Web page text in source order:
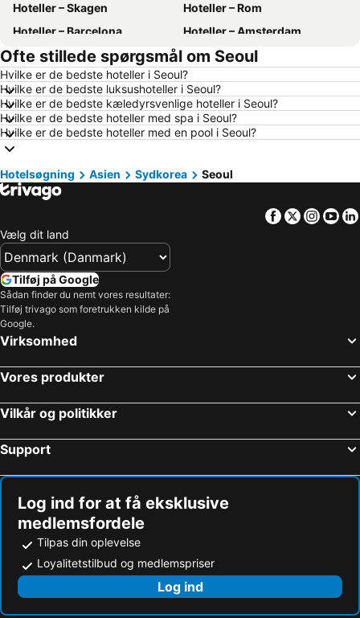
Hoteller – Skagen
Hoteller – Rom
Hoteller – Barcelona
Hoteller – Amsterdam
Hoteller – Alanya
Hoteller – Lübeck
Hoteller – Stockholm
Hoteller – Budapest
Hoteller – Kiel
Hoteller – Málaga
Hoteller – Sønderborg
Hoteller – Gdańsk
Hoteller – Silkeborg
Hoteller – Tyskland
Hoteller – Region Nordjylland
Hoteller – Fyn
Hoteller – Region Sjælland
Hoteller – Harzen
Hoteller – Slesvig-Holsten
Hoteller – Nordtyskland
Hoteller – Phuket
Hoteller – Gran Canaria
Ofte stillede spørgsmål om Seoul
Hvilke er de bedste hoteller i Seoul?
Hvilke er de bedste luksushoteller i Seoul?
Hvilke er de bedste kæledyrsvenlige hoteller i Seoul?
Hvilke er de bedste hoteller med spa i Seoul?
Hvilke er de bedste hoteller med en pool i Seoul?
Hotelsøgning Asien Sydkorea Seoul
Facebook
Twitter
Vælg dit land
Tilføj på Google
Sådan finder du nemt vores resultater:
Tilføj trivago som foretrukken kilde på
Google.
Virksomhed
Vores produkter
Vilkår og politikker
Support
Log ind for at få eksklusive
medlemsfordele
Tilpas din oplevelse
Loyalitetstilbud og medlemspriser
Log ind